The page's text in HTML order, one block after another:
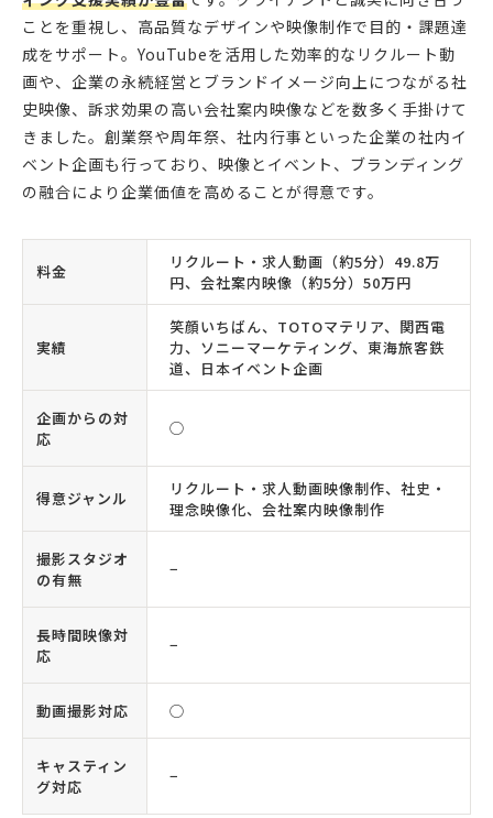
ことを重視し、高品質なデザインや映像制作で目的・課題達
成をサポート。YouTubeを活用した効率的なリクルート動
画や、企業の永続経営とブランドイメージ向上につながる社
史映像、訴求効果の高い会社案内映像などを数多く手掛けて
きました。創業祭や周年祭、社内行事といった企業の社内イ
ベント企画も行っており、映像とイベント、ブランディング
の融合により企業価値を高めることが得意です。
料金
リクルート・求人動画（約5分）49.8万
円、会社案内映像（約5分）50万円
実績
笑顔いちばん、TOTOマテリア、関西電
力、ソニーマーケティング、東海旅客鉄
道、日本イベント企画
企画からの対
応
◯
得意ジャンル
リクルート・求人動画映像制作、社史・
理念映像化、会社案内映像制作
撮影スタジオ
の有無
−
長時間映像対
応
−
動画撮影対応 ◯
キャスティン
グ対応
−